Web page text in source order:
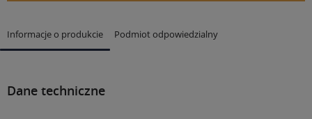
Informacje o produkcie Podmiot odpowiedzialny
Dane techniczne